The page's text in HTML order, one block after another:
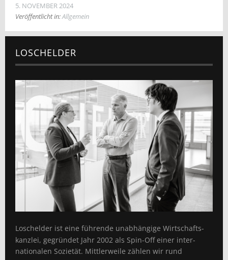
5. NOVEMBER 2024
Veröffentlicht in:Allgemein
LOSCHELDER
Loschelder ist eine führende unabhängige Wirtschafts­
kanzlei, gegründet Jahr 2002 als Spin-Off einer inter­
nationalen Sozietät. Mittlerweile zählen wir rund